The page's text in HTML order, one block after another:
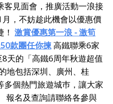
客見面會，推廣活動一浪接
，不妨趁此機會以優惠價
激賞優惠第一浪 - 激筍
款團任你揀高鐵聯乘6家
天的「高鐵6周年秋遊超值
地包括深圳、廣州、桂
個熱門旅遊城巿，讓大家
報名及查詢請聯絡各參與